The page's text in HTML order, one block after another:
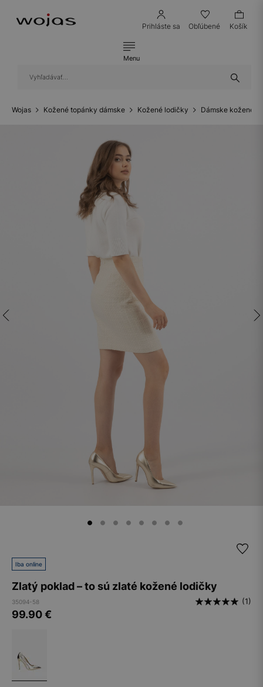
Prihláste sa Obľúbené Košík
Menu
Wojas Kožené topánky dámske Kožené lodičky Dámske kožené
Iba online
Zlatý poklad – to sú zlaté kožené lodičky
35094-58 (1)
99.90€